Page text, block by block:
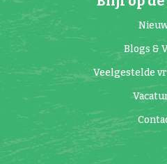
Blogs &
Veelgestelde